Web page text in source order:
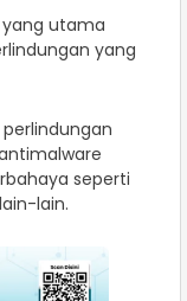
utama
yang
seperti
lain.